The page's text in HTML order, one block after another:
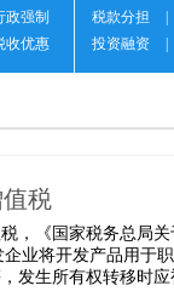
政强制
收优惠
税款分担
投资融资
税
，《国家税务总局
业将开发产品用于
发生所有权转移时